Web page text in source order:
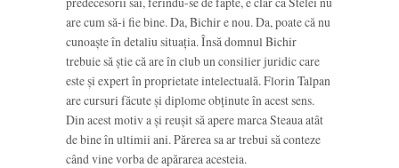
are cum să-i fie bine. Da, Bichir e nou. Da, poate că nu
cunoaște în detaliu situația. Însă domnul Bichir
trebuie să știe că are în club un consilier juridic care
este și expert în proprietate intelectuală. Florin Talpan
are cursuri făcute și diplome obținute în acest sens.
Din acest motiv a și reușit să apere marca Steaua atât
de bine în ultimii ani. Părerea sa ar trebui să conteze
când vine vorba de apărarea acesteia.